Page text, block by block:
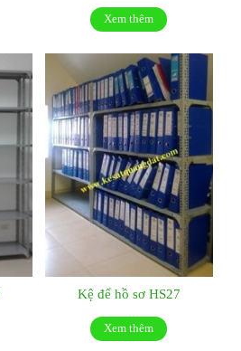
Xem thêm
Kệ để hồ sơ HS27
Xem thêm